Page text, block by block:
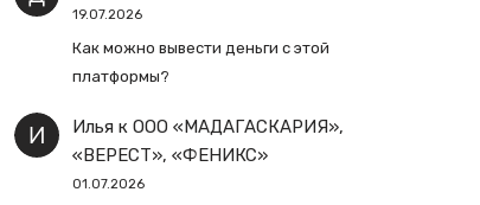
19.07.2026
Как можно вывести деньги с этой
платформы?
Ильяк ООО «МАДАГАСКАРИЯ»,
«ВЕРЕСТ», «ФЕНИКС»
01.07.2026